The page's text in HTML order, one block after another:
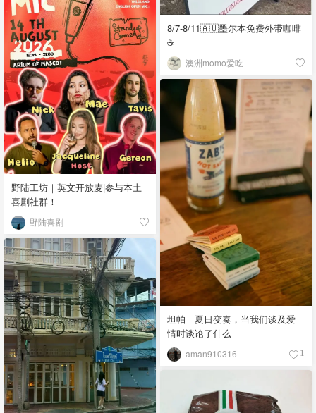
8/7-8/11🇦🇺墨尔本免费外带咖啡
☕
澳洲momo爱吃
野陆工坊｜英文开放麦|参与本土
喜剧社群！
野陆喜剧
坦帕｜夏日变奏，当我们谈及爱
情时谈论了什么
aman910316 1